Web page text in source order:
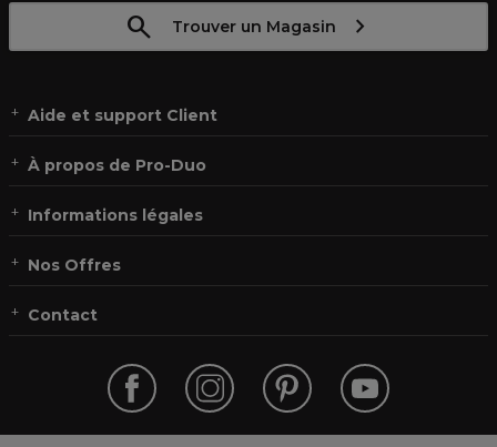
Trouver un Magasin
Aide et support Client
À propos de Pro-Duo
Informations légales
Nos Offres
Contact